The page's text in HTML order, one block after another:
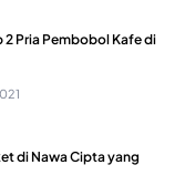
2 Pria Pembobol Kafe di
di Nawa Cipta yang